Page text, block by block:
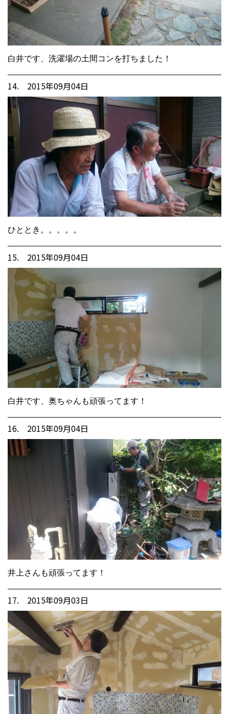
白井です、洗濯場の土間コンを打ちました！
14. 2015年09月04日
ひととき。。。。。
15. 2015年09月04日
白井です、奥ちゃんも頑張ってます！
16. 2015年09月04日
井上さんも頑張ってます！
17. 2015年09月03日